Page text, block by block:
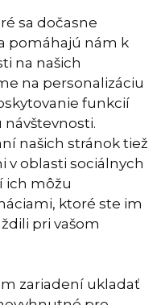
sa dočasne
pomáhajú nám k
na našich
na personalizáciu
funkcií
návštevnosti.
našich stránok tiež
v oblasti sociálnych
ich môžu
ktoré ste im
pri vašom
zariadení ukladať